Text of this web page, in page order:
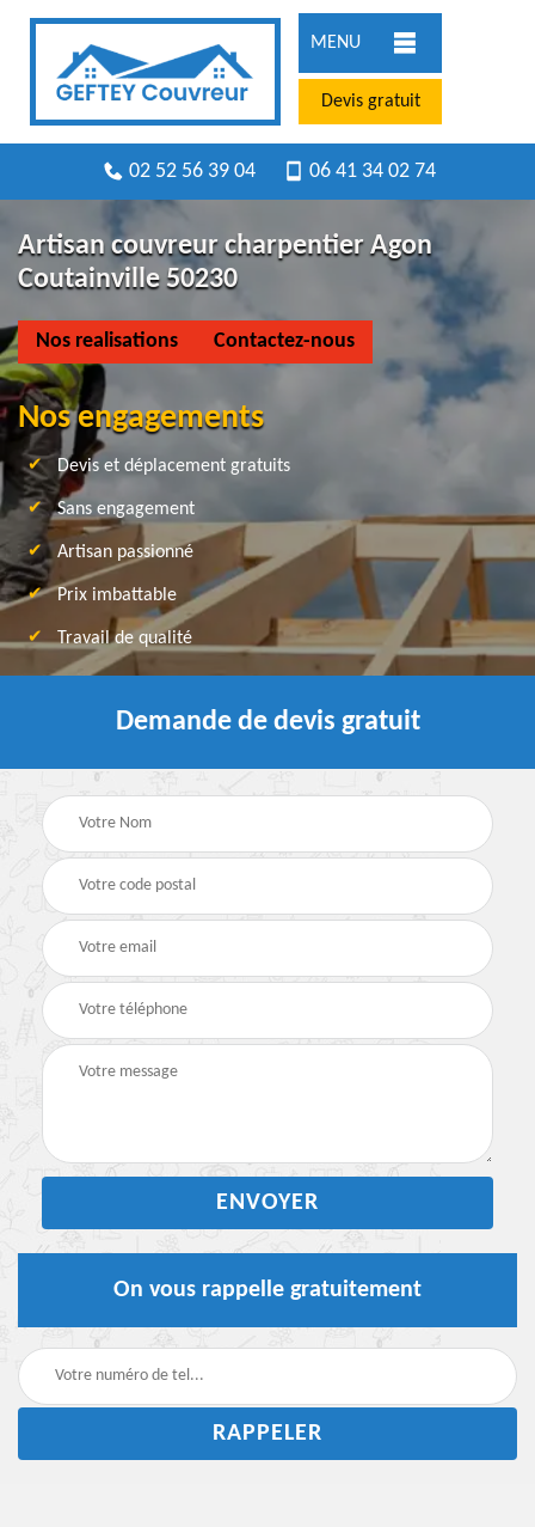
MENU
Devis gratuit
02 52 56 39 04 06 41 34 02 74
Artisan couvreur charpentier Agon
Coutainville 50230
Nos realisations Contactez-nous
Nos engagements
Devis et déplacement gratuits
Sans engagement
Artisan passionné
Prix imbattable
Travail de qualité
Demande de devis gratuit
On vous rappelle gratuitement